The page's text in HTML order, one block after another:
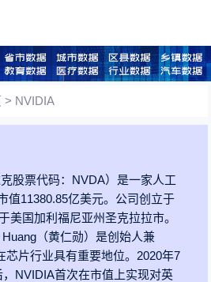
> NVIDIA
股票代码：NVDA）是一家人工
值11380.85亿美元。公司创立于
美国加利福尼亚州圣克拉拉市。
（黄仁勋）是创始人兼
芯片行业具有重要地位。2020年7
，NVIDIA首次在市值上实现对英